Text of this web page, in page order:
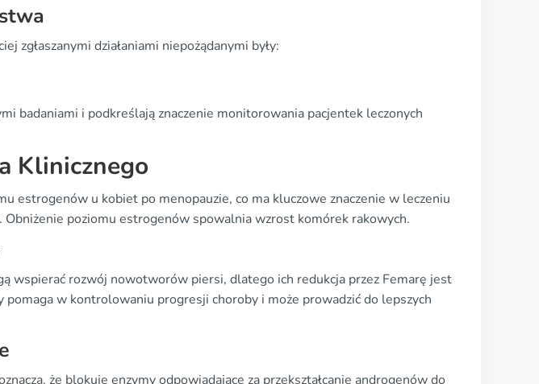
zgłaszanymi działaniami niepożądanymi były:
badaniami i podkreślają znaczenie monitorowania pacjentek leczonych
Klinicznego
estrogenów u kobiet po menopauzie, co ma kluczowe znaczenie w leczeniu
poziomu estrogenów spowalnia wzrost komórek rakowych.
wspierać rozwój nowotworów piersi, dlatego ich redukcja przez Femarę jest
w kontrolowaniu progresji choroby i może prowadzić do lepszych
że blokuje enzymy odpowiadające za przekształcanie androgenów do